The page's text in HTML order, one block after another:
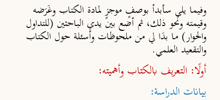
وفيما يلي سأبدأ بوصفٍ موجزٍ لمادة الكتاب وغَرَضه
وقيمته ونحو ذلك، ثم أضع بين يدي الباحثين (للتداول
والحوار) ما بدَا لي من ملحوظات وأسئلة حول الكتاب
والتقعيد العلمي.
أولًا: التعريف بالكتاب وأهميته:
بيانات الدراسة: